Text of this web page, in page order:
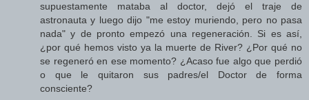
supuestamente mataba al doctor, dejó el traje de
astronauta y luego dijo "me estoy muriendo, pero no pasa
nada" y de pronto empezó una regeneración. Si es así,
¿por qué hemos visto ya la muerte de River? ¿Por qué no
se regeneró en ese momento? ¿Acaso fue algo que perdió
o que le quitaron sus padres/el Doctor de forma
consciente?